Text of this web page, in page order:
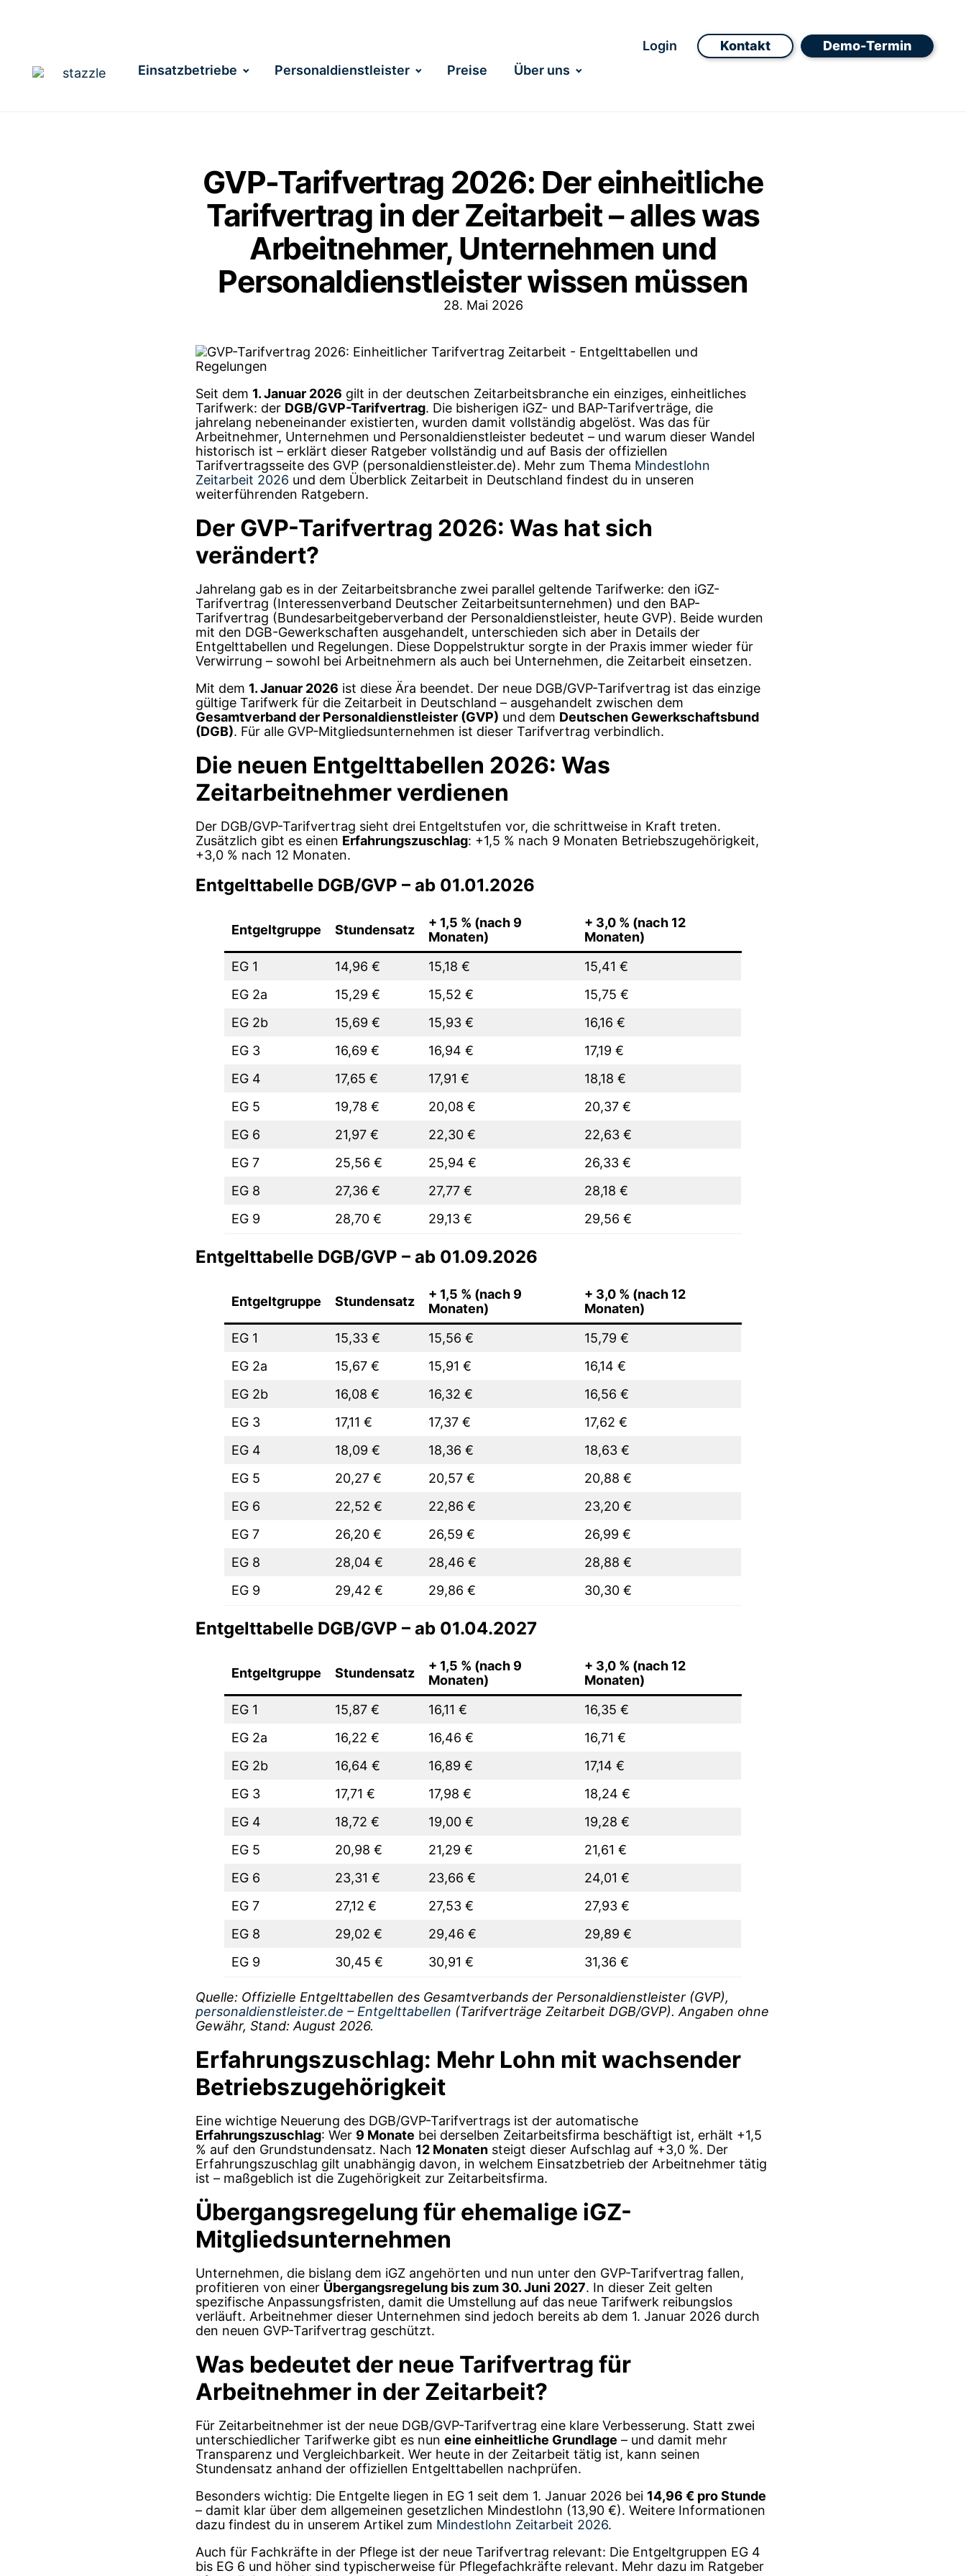
Einsatzbetriebe Personaldienstleister Preise Über uns
Login Kontakt Demo-Termin
GVP-Tarifvertrag 2026: Der einheitliche
Tarifvertrag in der Zeitarbeit – alles was
Arbeitnehmer, Unternehmen und
Personaldienstleister wissen müssen
28. Mai 2026
Seit dem 1. Januar 2026 gilt in der deutschen Zeitarbeitsbranche ein einziges, einheitliches
Tarifwerk: der DGB/GVP-Tarifvertrag. Die bisherigen iGZ- und BAP-Tarifverträge, die
jahrelang nebeneinander existierten, wurden damit vollständig abgelöst. Was das für
Arbeitnehmer, Unternehmen und Personaldienstleister bedeutet – und warum dieser Wandel
historisch ist – erklärt dieser Ratgeber vollständig und auf Basis der offiziellen
Tarifvertragsseite des GVP (personaldienstleister.de). Mehr zum Thema Mindestlohn
Zeitarbeit 2026 und dem Überblick Zeitarbeit in Deutschland findest du in unseren
weiterführenden Ratgebern.
Der GVP-Tarifvertrag 2026: Was hat sich
verändert?
Jahrelang gab es in der Zeitarbeitsbranche zwei parallel geltende Tarifwerke: den iGZ-
Tarifvertrag (Interessenverband Deutscher Zeitarbeitsunternehmen) und den BAP-
Tarifvertrag (Bundesarbeitgeberverband der Personaldienstleister, heute GVP). Beide wurden
mit den DGB-Gewerkschaften ausgehandelt, unterschieden sich aber in Details der
Entgelttabellen und Regelungen. Diese Doppelstruktur sorgte in der Praxis immer wieder für
Verwirrung – sowohl bei Arbeitnehmern als auch bei Unternehmen, die Zeitarbeit einsetzen.
Mit dem 1. Januar 2026 ist diese Ära beendet. Der neue DGB/GVP-Tarifvertrag ist das einzige
gültige Tarifwerk für die Zeitarbeit in Deutschland – ausgehandelt zwischen dem
Gesamtverband der Personaldienstleister (GVP) und dem Deutschen Gewerkschaftsbund
(DGB). Für alle GVP-Mitgliedsunternehmen ist dieser Tarifvertrag verbindlich.
Die neuen Entgelttabellen 2026: Was
Zeitarbeitnehmer verdienen
Der DGB/GVP-Tarifvertrag sieht drei Entgeltstufen vor, die schrittweise in Kraft treten.
Zusätzlich gibt es einen Erfahrungszuschlag: +1,5 % nach 9 Monaten Betriebszugehörigkeit,
+3,0 % nach 12 Monaten.
Entgelttabelle DGB/GVP – ab 01.01.2026
Entgeltgruppe Stundensatz
+ 1,5 % (nach 9
Monaten)
+ 3,0 % (nach 12
Monaten)
EG 1
14,96 € 15,18 €
15,41 €
EG 2a
15,29 € 15,52 €
15,75 €
EG 2b
15,69 € 15,93 €
16,16 €
EG 3
16,69 € 16,94 €
17,19 €
EG 4
17,65 € 17,91 €
18,18 €
EG 5
19,78 € 20,08 €
20,37 €
EG 6
21,97 € 22,30 €
22,63 €
EG 7
25,56 € 25,94 €
26,33 €
EG 8
27,36 € 27,77 €
28,18 €
EG 9
28,70 € 29,13 € 29,56 €
Entgelttabelle DGB/GVP – ab 01.09.2026
Entgeltgruppe Stundensatz
+ 1,5 % (nach 9
Monaten)
+ 3,0 % (nach 12
Monaten)
EG 1
15,33 € 15,56 €
15,79 €
EG 2a
15,67 € 15,91 €
16,14 €
EG 2b
16,08 € 16,32 €
16,56 €
EG 3
17,11 € 17,37 €
17,62 €
EG 4
18,09 € 18,36 €
18,63 €
EG 5
20,27 € 20,57 €
20,88 €
EG 6
22,52 € 22,86 €
23,20 €
EG 7
26,20 € 26,59 €
26,99 €
EG 8
28,04 € 28,46 €
28,88 €
EG 9
29,42 € 29,86 € 30,30 €
Entgelttabelle DGB/GVP – ab 01.04.2027
Entgeltgruppe Stundensatz
+ 1,5 % (nach 9
Monaten)
+ 3,0 % (nach 12
Monaten)
EG 1
15,87 € 16,11 €
16,35 €
EG 2a
16,22 € 16,46 €
16,71 €
EG 2b
16,64 € 16,89 €
17,14 €
EG 3
17,71 € 17,98 €
18,24 €
EG 4
18,72 € 19,00 €
19,28 €
EG 5
20,98 € 21,29 €
21,61 €
EG 6
23,31 € 23,66 €
24,01 €
EG 7
27,12 € 27,53 €
27,93 €
EG 8
29,02 € 29,46 €
29,89 €
EG 9
30,45 € 30,91 € 31,36 €
Quelle: Offizielle Entgelttabellen des Gesamtverbands der Personaldienstleister (GVP),
personaldienstleister.de – Entgelttabellen (Tarifverträge Zeitarbeit DGB/GVP). Angaben ohne
Gewähr, Stand: August 2026.
Erfahrungszuschlag: Mehr Lohn mit wachsender
Betriebszugehörigkeit
Eine wichtige Neuerung des DGB/GVP-Tarifvertrags ist der automatische
Erfahrungszuschlag: Wer 9 Monate bei derselben Zeitarbeitsfirma beschäftigt ist, erhält +1,5
% auf den Grundstundensatz. Nach 12 Monaten steigt dieser Aufschlag auf +3,0 %. Der
Erfahrungszuschlag gilt unabhängig davon, in welchem Einsatzbetrieb der Arbeitnehmer tätig
ist – maßgeblich ist die Zugehörigkeit zur Zeitarbeitsfirma.
Übergangsregelung für ehemalige iGZ-
Mitgliedsunternehmen
Unternehmen, die bislang dem iGZ angehörten und nun unter den GVP-Tarifvertrag fallen,
profitieren von einer Übergangsregelung bis zum 30. Juni 2027. In dieser Zeit gelten
spezifische Anpassungsfristen, damit die Umstellung auf das neue Tarifwerk reibungslos
verläuft. Arbeitnehmer dieser Unternehmen sind jedoch bereits ab dem 1. Januar 2026 durch
den neuen GVP-Tarifvertrag geschützt.
Was bedeutet der neue Tarifvertrag für
Arbeitnehmer in der Zeitarbeit?
Für Zeitarbeitnehmer ist der neue DGB/GVP-Tarifvertrag eine klare Verbesserung. Statt zwei
unterschiedlicher Tarifwerke gibt es nun eine einheitliche Grundlage – und damit mehr
Transparenz und Vergleichbarkeit. Wer heute in der Zeitarbeit tätig ist, kann seinen
Stundensatz anhand der offiziellen Entgelttabellen nachprüfen.
Besonders wichtig: Die Entgelte liegen in EG 1 seit dem 1. Januar 2026 bei 14,96 € pro Stunde
– damit klar über dem allgemeinen gesetzlichen Mindestlohn (13,90 €). Weitere Informationen
dazu findest du in unserem Artikel zum Mindestlohn Zeitarbeit 2026.
Auch für Fachkräfte in der Pflege ist der neue Tarifvertrag relevant: Die Entgeltgruppen EG 4
bis EG 6 und höher sind typischerweise für Pflegefachkräfte relevant. Mehr dazu im Ratgeber